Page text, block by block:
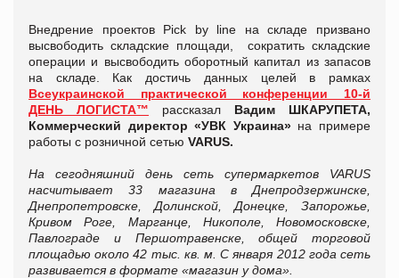
Внедрение проектов Pick by line на складе призвано
высвободить складские площади, сократить складские
операции и высвободить оборотный капитал из запасов
на складе. Как достичь данных целей в рамках
Всеукраинской практической конференции 10-й
ДЕНЬ ЛОГИСТА™
рассказал Вадим ШКАРУПЕТА,
Коммерческий директор «УВК Украина» на примере
работы с розничной сетью VARUS.
На сегодняшний день сеть супермаркетов VARUS
насчитывает 33 магазина в Днепродзержинске,
Днепропетровске, Долинской, Донецке, Запорожье,
Кривом Роге, Марганце, Никополе, Новомосковске,
Павлограде и Першотравенске, общей торговой
площадью около 42 тыс. кв. м. С января 2012 года сеть
развивается в формате «магазин у дома».